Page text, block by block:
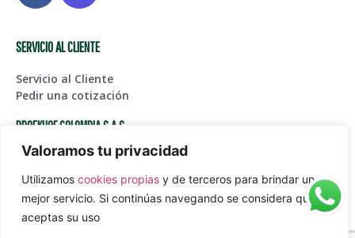
Valoramos tu privacidad
Utilizamos cookies propias y de terceros para brindar un
mejor servicio. Si continúas navegando se considera que
aceptas su uso
SERVICIO AL CLIENTE
Servicio al Cliente
Pedir una cotización
BROEKHOF COLOMBIA S.A.S
Centro de Bodegas Karga Fase I – Bodega 123, Glorieta
Aeropuerto Int. JMC
(+574) 561 45 05
Juanpablogarcia@paardekooper.com